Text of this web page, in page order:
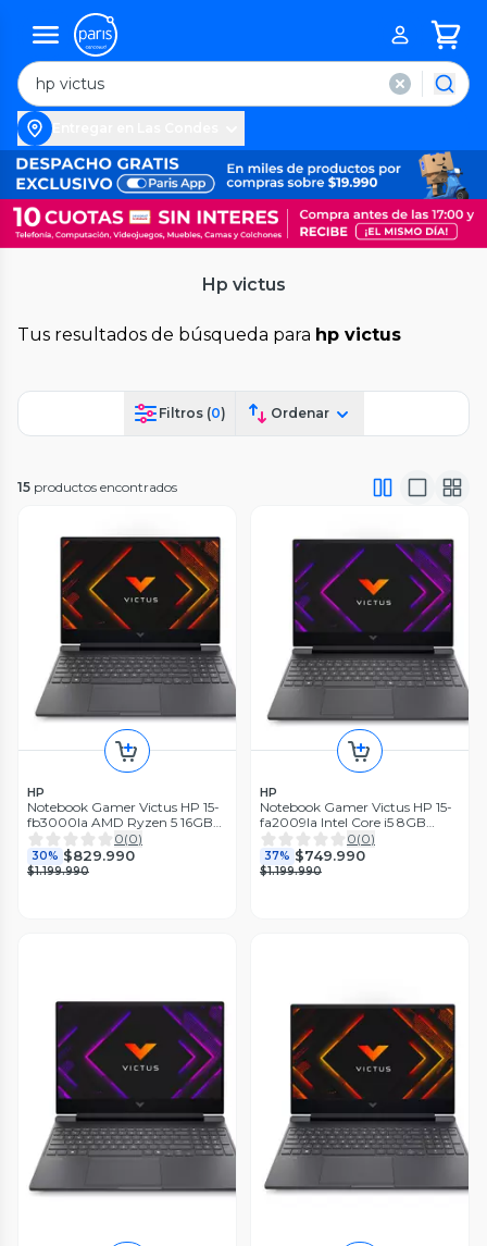
Hp victus
Tus resultados de búsqueda para hp victus
Filtros (0) Ordenar
15 productos encontrados
HP
Notebook Gamer Victus HP 15-
fb3000la AMD Ryzen 5 16GB
RAM RTX 3050 512GB SSD 15.6"
FHD 144Hz W11H
0(0)
30% $829.990
$1.199.990
HP
Notebook Gamer Victus HP 15-
fa2009la Intel Core i5 8GB
RAM RTX 3050 512GB SSD 15.6"
FHD 144Hz W11H
0(0)
37% $749.990
$1.199.990